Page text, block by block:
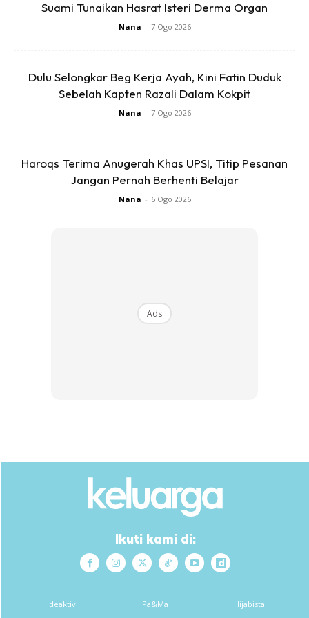
Sertai Webinar Keibubapaan PERCUMA anjuran
Pa&Ma secara virtual yang menjemput speaker-
Puan Maryam Jamadi, Puan Azlina Roszly dan Irma
Hasmie. Daftar nama di
https://toko.ideaktiv.com/product/webinar-sayang-
Ads
Suami Tunaikan Hasrat Isteri Derma Organ
Nana - 7 Ogo 2026
Dulu Selongkar Beg Kerja Ayah, Kini Fatin Duduk
Sebelah Kapten Razali Dalam Kokpit
Nana - 7 Ogo 2026
Haroqs Terima Anugerah Khas UPSI, Titip Pesanan
Jangan Pernah Berhenti Belajar
Nana - 6 Ogo 2026
Ads
Ikuti kami di:
Ideaktiv Pa&Ma Hijabista